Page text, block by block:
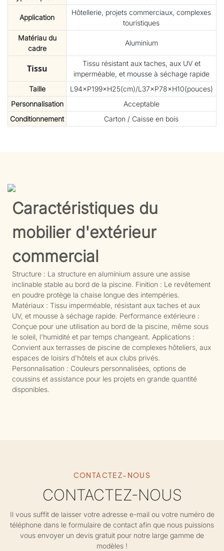
Application
Hôtellerie, projets commerciaux, complexes
touristiques
Matériau du
cadre
Aluminium
Tissu
Tissu résistant aux taches, aux UV et
imperméable, et mousse à séchage rapide
Taille
L94×P199×H25(cm)/L37×P78×H10(pouces)
Personnalisation
Acceptable
Conditionnement
Carton / Caisse en bois
Caractéristiques du
mobilier d'extérieur
commercial
Structure : La structure en aluminium assure une assise
inclinable stable au bord de la piscine. Finition : Le revêtement
en poudre protège la chaise longue des intempéries.
Matériaux : Tissu imperméable, résistant aux taches et aux
UV, et mousse à séchage rapide. Performance extérieure :
Conçue pour une utilisation au bord de la piscine, même sous
le soleil, l'humidité et par temps changeant. Applications :
Convient aux terrasses de piscine de complexes hôteliers, aux
espaces de loisirs d'hôtels et aux clubs privés.
Personnalisation : Couleurs personnalisées, options de
coussins et assistance pour les projets en grande quantité
disponibles.
CONTACTEZ-NOUS
CONTACTEZ-NOUS
Il vous suffit de laisser votre adresse e-mail ou votre numéro de
téléphone dans le formulaire de contact afin que nous puissions
vous envoyer un devis gratuit pour notre large gamme de
modèles !